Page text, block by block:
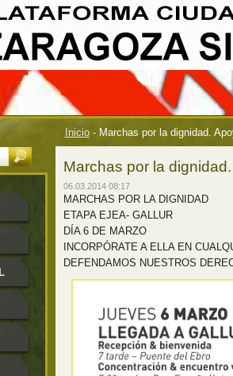
Inicio - Marchas por la dignidad.
Marchas por la
06.03.2014 08:17
MARCHAS POR LA DIGNIDAD
ETAPA EJEA- GALLUR
DÍA 6 DE MARZO
INCORPÓRATE A ELLA EN
DEFENDAMOS NUESTROS